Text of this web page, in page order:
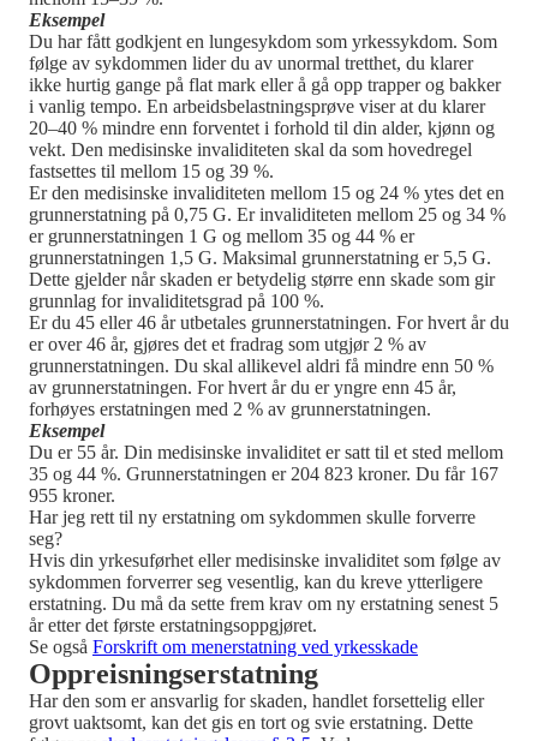
Eksempel
Du har fått godkjent en lungesykdom som yrkessykdom. Som
følge av sykdommen lider du av unormal tretthet, du klarer
ikke hurtig gange på flat mark eller å gå opp trapper og bakker
i vanlig tempo. En arbeidsbelastningsprøve viser at du klarer
20–40 % mindre enn forventet i forhold til din alder, kjønn og
vekt. Den medisinske invaliditeten skal da som hovedregel
fastsettes til mellom 15 og 39 %.
Er den medisinske invaliditeten mellom 15 og 24 % ytes det en
grunnerstatning på 0,75 G. Er invaliditeten mellom 25 og 34 %
er grunnerstatningen 1 G og mellom 35 og 44 % er
grunnerstatningen 1,5 G. Maksimal grunnerstatning er 5,5 G.
Dette gjelder når skaden er betydelig større enn skade som gir
grunnlag for invaliditetsgrad på 100 %.
Er du 45 eller 46 år utbetales grunnerstatningen. For hvert år du
er over 46 år, gjøres det et fradrag som utgjør 2 % av
grunnerstatningen. Du skal allikevel aldri få mindre enn 50 %
av grunnerstatningen. For hvert år du er yngre enn 45 år,
forhøyes erstatningen med 2 % av grunnerstatningen.
Eksempel
Du er 55 år. Din medisinske invaliditet er satt til et sted mellom
35 og 44 %. Grunnerstatningen er 204 823 kroner. Du får 167
955 kroner.
Har jeg rett til ny erstatning om sykdommen skulle forverre
seg?
Hvis din yrkesuførhet eller medisinske invaliditet som følge av
sykdommen forverrer seg vesentlig, kan du kreve ytterligere
erstatning. Du må da sette frem krav om ny erstatning senest 5
år etter det første erstatningsoppgjøret.
Se også Forskrift om menerstatning ved yrkesskade
Oppreisningserstatning
Har den som er ansvarlig for skaden, handlet forsettelig eller
grovt uaktsomt, kan det gis en tort og svie erstatning. Dette